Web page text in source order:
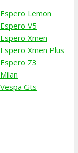
Lemon
V5
Xmen
Xmen Plus
Z3
Gts